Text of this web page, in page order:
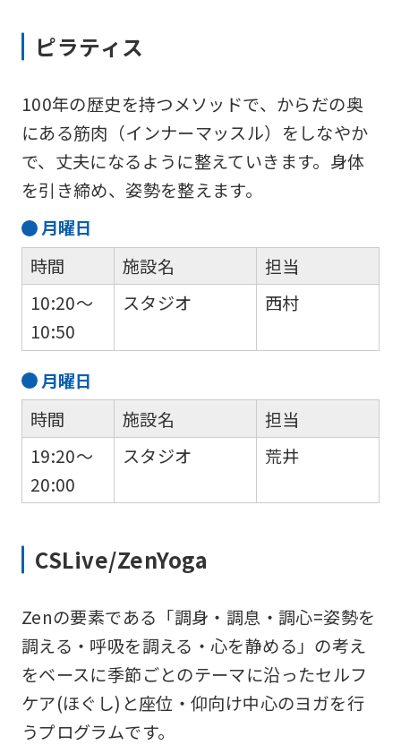
ピラティス
100年の歴史を持つメソッドで、からだの奥
にある筋肉（インナーマッスル）をしなやか
で、丈夫になるように整えていきます。身体
を引き締め、姿勢を整えます。
月曜日
時間
10:20～
10:50
施設名
スタジオ
担当
西村
月曜日
時間
19:20～
20:00
施設名
スタジオ
担当
荒井
CSLive/ZenYoga
Zenの要素である「調身・調息・調心=姿勢を
調える・呼吸を調える・心を静める」の考え
をベースに季節ごとのテーマに沿ったセルフ
ケア(ほぐし)と座位・仰向け中心のヨガを行
うプログラムです。
However,
if
you
use
translation
Japanese
this
will
translated
so
it
may
not